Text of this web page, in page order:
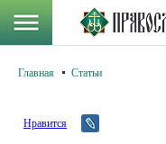
Главная Статьи
Нравится